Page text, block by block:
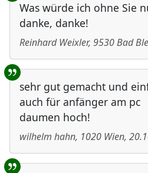
Was würde ich ohne Sie
danke, danke!
Reinhard Weixler, 9530Bad
sehr gut gemacht und
auch für anfänger am pc
daumen hoch!
wilhelm hahn, 1020 Wien,